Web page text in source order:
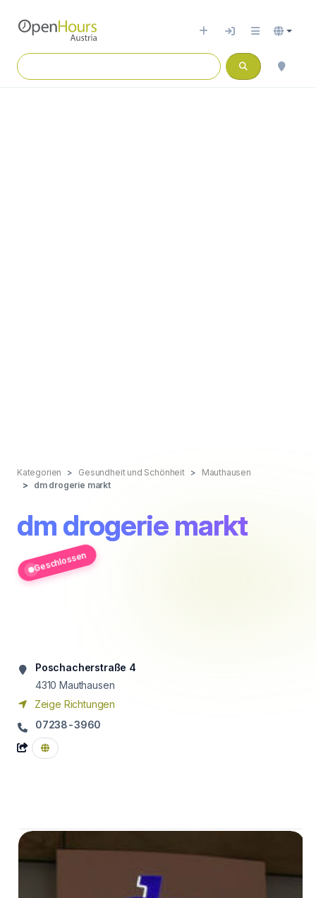
Kategorien Gesundheit und Schönheit
Mauthausen
dm drogerie markt
dm drogerie markt
Geschlossen
Poschacherstraße 4
4310 Mauthausen
Zeige Richtungen
07238-3960